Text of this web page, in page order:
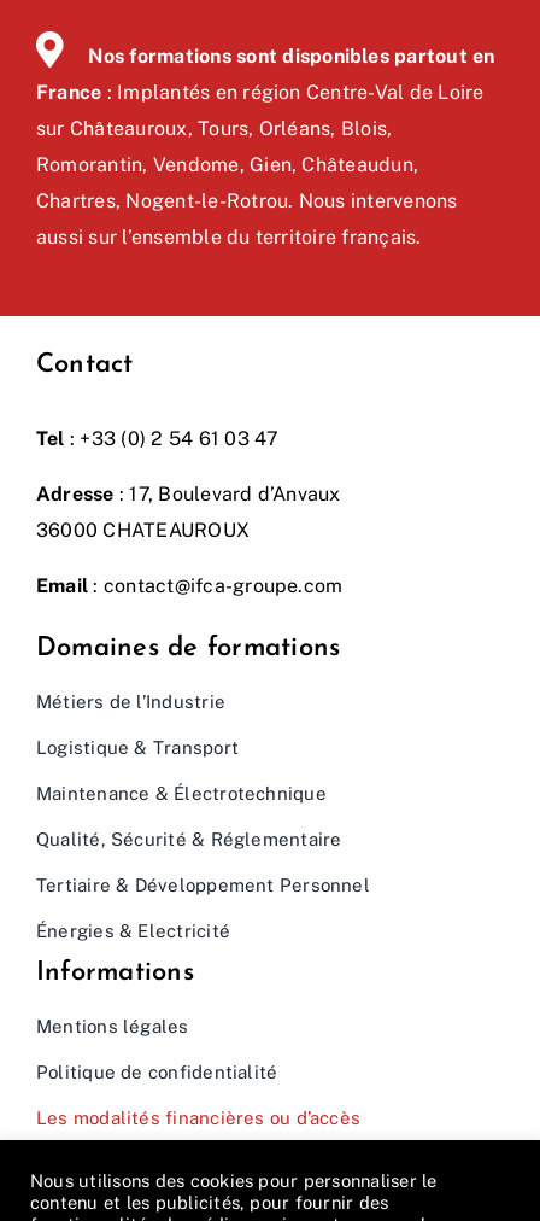
Nos formations sont disponibles partout en
France : Implantés en région Centre-Val de Loire
sur Châteauroux, Tours, Orléans, Blois,
Romorantin, Vendome, Gien, Châteaudun,
Chartres, Nogent-le-Rotrou. Nous intervenons
aussi sur l’ensemble du territoire français.
Contact
Tel : +33 (0) 2 54 61 03 47
Adresse : 17, Boulevard d’Anvaux
36000 CHATEAUROUX
Email : contact@ifca-groupe.com
Domaines de formations
Métiers de l’Industrie
Logistique & Transport
Maintenance & Électrotechnique
Qualité, Sécurité & Réglementaire
Tertiaire & Développement Personnel
Énergies & Electricité
Informations
Mentions légales
Politique de confidentialité
Les modalités financières ou d’accès
Nous utilisons des cookies pour personnaliser le
contenu et les publicités, pour fournir des